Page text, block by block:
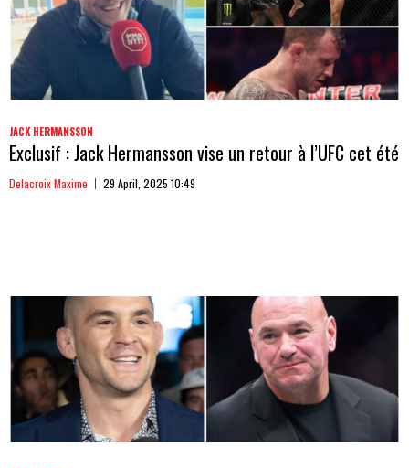
JACK HERMANSSON
Exclusif : Jack Hermansson vise un retour à l’UFC cet été
Delacroix Maxime 29 April, 2025 10:49